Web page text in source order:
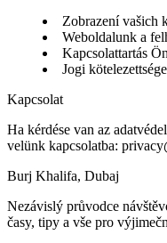
Zobrazení vašich
Weboldalunk a
Kapcsolattartás
Jogi
Kapcsolat
Ha kérdése van az
velünk kapcsolatba:
Burj Khalifa, Dubaj
Nezávislý průvodce
časy, tipy a vše pro